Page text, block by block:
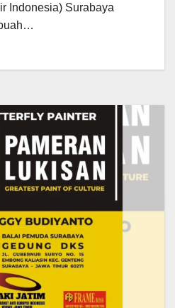
Indonesia) Surabaya